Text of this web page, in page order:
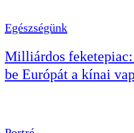
Egészségünk
Milliárdos
be Európát a kínai